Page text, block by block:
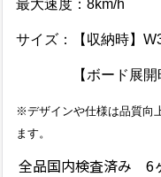
最大速度：8km/h
サイズ：【収納時】
【ボード展開時
※デザインや仕様は品質向
ます。
全品国内検査済み 6